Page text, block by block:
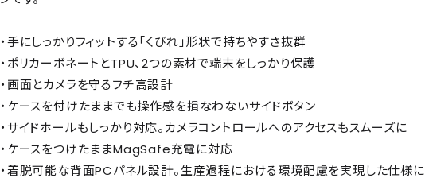
・手にしっかりフィットする「くびれ」形状で持ちやすさ抜群
・ポリカーボネートとTPU、2つの素材で端末をしっかり保護
・画面とカメラを守るフチ高設計
・ケースを付けたままでも操作感を損なわないサイドボタン
・サイドホールもしっかり対応。カメラコントロールへのアクセスもスムーズに
・ケースをつけたままMagSafe充電に対応
・着脱可能な背面PCパネル設計。生産過程における環境配慮を実現した仕様に